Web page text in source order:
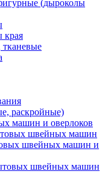
(дыроколы
края
раскройные)
машин и оверлоков
швейных машин
швейных машин и
швейных машин